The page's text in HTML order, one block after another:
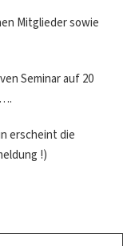
Mitglieder sowie
Seminar auf 20
erscheint die
!)